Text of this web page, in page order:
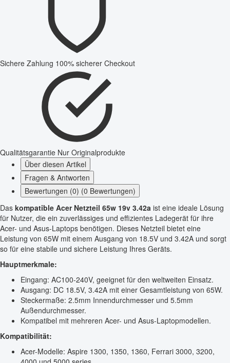
Sichere Zahlung 100% sicherer Checkout
Qualitätsgarantie Nur Originalprodukte
Über diesen Artikel
Fragen & Antworten
Bewertungen (0) (0 Bewertungen)
Das kompatible Acer Netzteil 65w 19v 3.42a ist eine ideale Lösung
für Nutzer, die ein zuverlässiges und effizientes Ladegerät für ihre
Acer- und Asus-Laptops benötigen. Dieses Netzteil bietet eine
Leistung von 65W mit einem Ausgang von 18.5V und 3.42A und sorgt
so für eine stabile und sichere Leistung Ihres Geräts.
Hauptmerkmale:
Eingang: AC100-240V, geeignet für den weltweiten Einsatz.
Ausgang: DC 18.5V, 3.42A mit einer Gesamtleistung von 65W.
Steckermaße: 2.5mm Innendurchmesser und 5.5mm
Außendurchmesser.
Kompatibel mit mehreren Acer- und Asus-Laptopmodellen.
Kompatibilität:
Acer-Modelle: Aspire 1300, 1350, 1360, Ferrari 3000, 3200,